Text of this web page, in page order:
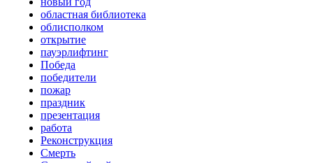
областная библиотека
облисполком
открытие
пауэрлифтинг
Победа
победители
пожар
праздник
презентация
работа
Реконструкция
Смерть